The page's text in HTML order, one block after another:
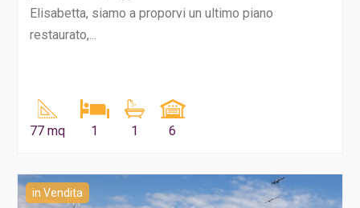
Elisabetta, siamo a proporvi un ultimo piano
restaurato,...
77 mq 1 1 6
in Vendita